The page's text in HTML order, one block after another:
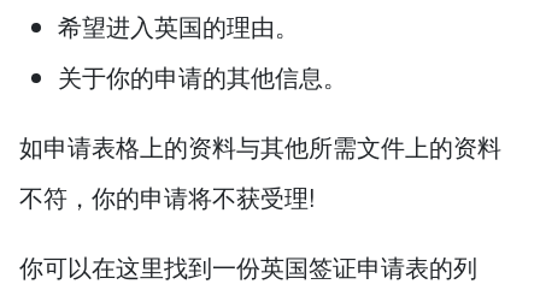
希望进入英国的理由。
关于你的申请的其他信息。
如申请表格上的资料与其他所需文件上的资料
不符，你的申请将不获受理!
你可以在这里找到一份英国签证申请表的列